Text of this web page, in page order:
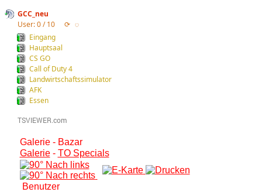
GCC_neu
User: 0 / 10
⟳ ◌
Eingang
Hauptsaal
CS GO
Call of Duty 4
Landwirtschaftssimulator
AFK
Essen
Galerie - Bazar
Galerie- TO Specials
Benutzer